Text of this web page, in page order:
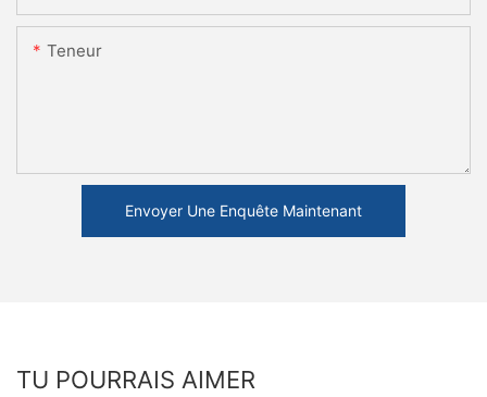
Teneur
Envoyer Une Enquête Maintenant
TU POURRAIS AIMER